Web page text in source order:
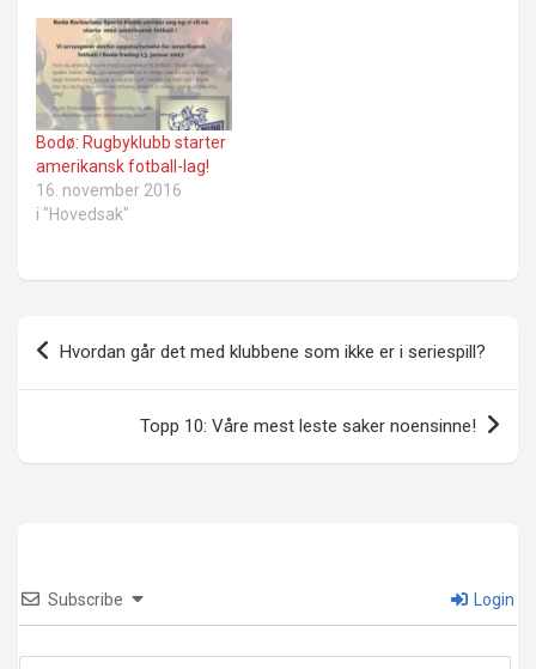
Bodø: Rugbyklubb starter
amerikansk fotball-lag!
16. november 2016
i "Hovedsak"
Innleggsnavigasjon
Hvordan går det med klubbene som ikke er i seriespill?
Topp 10: Våre mest leste saker noensinne!
Subscribe Login